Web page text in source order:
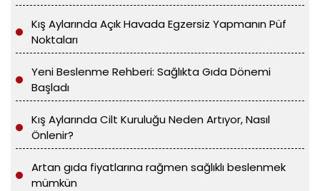
Kış Aylarında Açık Havada Egzersiz Yapmanın Püf
Noktaları
Yeni Beslenme Rehberi: Sağlıkta Gıda Dönemi
Başladı
Kış Aylarında Cilt Kuruluğu Neden Artıyor, Nasıl
Önlenir?
Artan gıda fiyatlarına rağmen sağlıklı beslenmek
mümkün